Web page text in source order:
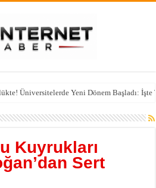
Üniversitelerde Yeni Dönem Başladı: İşte
Kuyrukları
Sert